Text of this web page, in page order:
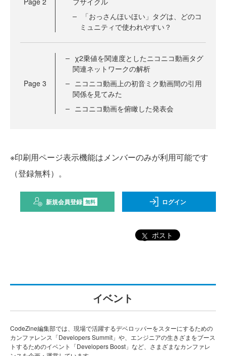
「おっさんほいほい」タグは、どのコ
ミュニティで使われやすい？
Page 3
χ2乗値を関連度としたニコニコ動画タグ
関連ネットワークの解析
ニコニコ動画上の初音ミク動画間の引用
関係を見てみた
ニコニコ動画を俯瞰した発表会
※印刷用ページ表示機能はメンバーのみが利用可能です
（登録無料）。
新規会員登録 無料 ログイン
ポスト
イベント
CodeZine編集部では、現場で活躍するデベロッパーをスターにするための
カンファレンス「Developers Summit」や、エンジニアの生きざまをブース
トするためのイベント「Developers Boost」など、さまざまなカンファレ